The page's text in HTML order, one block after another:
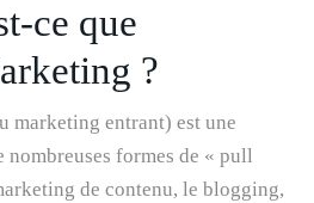
ce que
?
marketing entrant) est une
formes de « pull
de contenu, le blogging,